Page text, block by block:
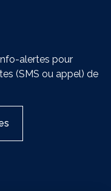
alertes pour
(SMS ou appel) de